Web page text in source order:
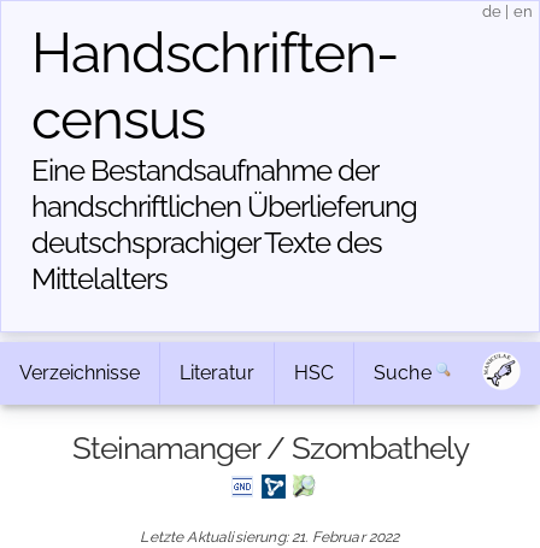
Handschriften­
census
Eine Bestandsaufnahme der
handschriftlichen Über­lieferung
deutschsprachiger Texte des
Mittelalters
de en
Verzeichnisse Literatur HSC Suche
Steinamanger / Szombathely
Letzte Aktualisierung: 21. Februar 2022